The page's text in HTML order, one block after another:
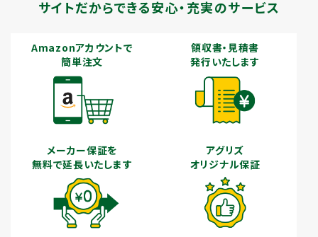
サイトだからできる安心・充実のサービス
Amazonアカウントで
簡単注文
領収書・見積書
発行いたします
メーカー保証を
無料で延長いたします
アグリズ
オリジナル保証